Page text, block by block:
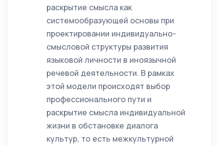
раскрытие смысла как
системообразующей основы при
проектировании индивидуально-
смысловой структуры развития
языковой личности в иноязычной
речевой деятельности. В рамках
этой модели происходят выбор
профессионального пути и
раскрытие смысла индивидуальной
жизни в обстановке диалога
культур, то есть межкультурной